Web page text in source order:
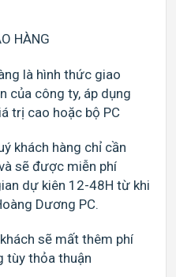
HÀNG
là hình thức giao
của công ty, áp dụng
trị cao hoặc bộ PC
khách hàng chỉ cần
sẽ được miễn phí
dự kiên 12-48H từ khi
Dương PC.
sẽ mất thêm phí
tùy thỏa thuận